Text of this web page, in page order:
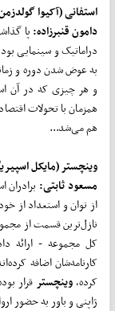
استفانی (آکیوا
دامون قنبرزاده:پا
دراماتیک و سینمایی
به عوض شدن دوره و
و هر چیزی که در آن
همزمان با تحولات
هم می‌شد...
وینچستر (مایکل
مسعود ثابتی:برادران
از توان و استعداد از
نازل‌ترین قسمت از
کل مجموعه - ارائه
کارنامه‌شان اضافه
کرده، وینچسترقرار
ژاپنی و باور به حضور